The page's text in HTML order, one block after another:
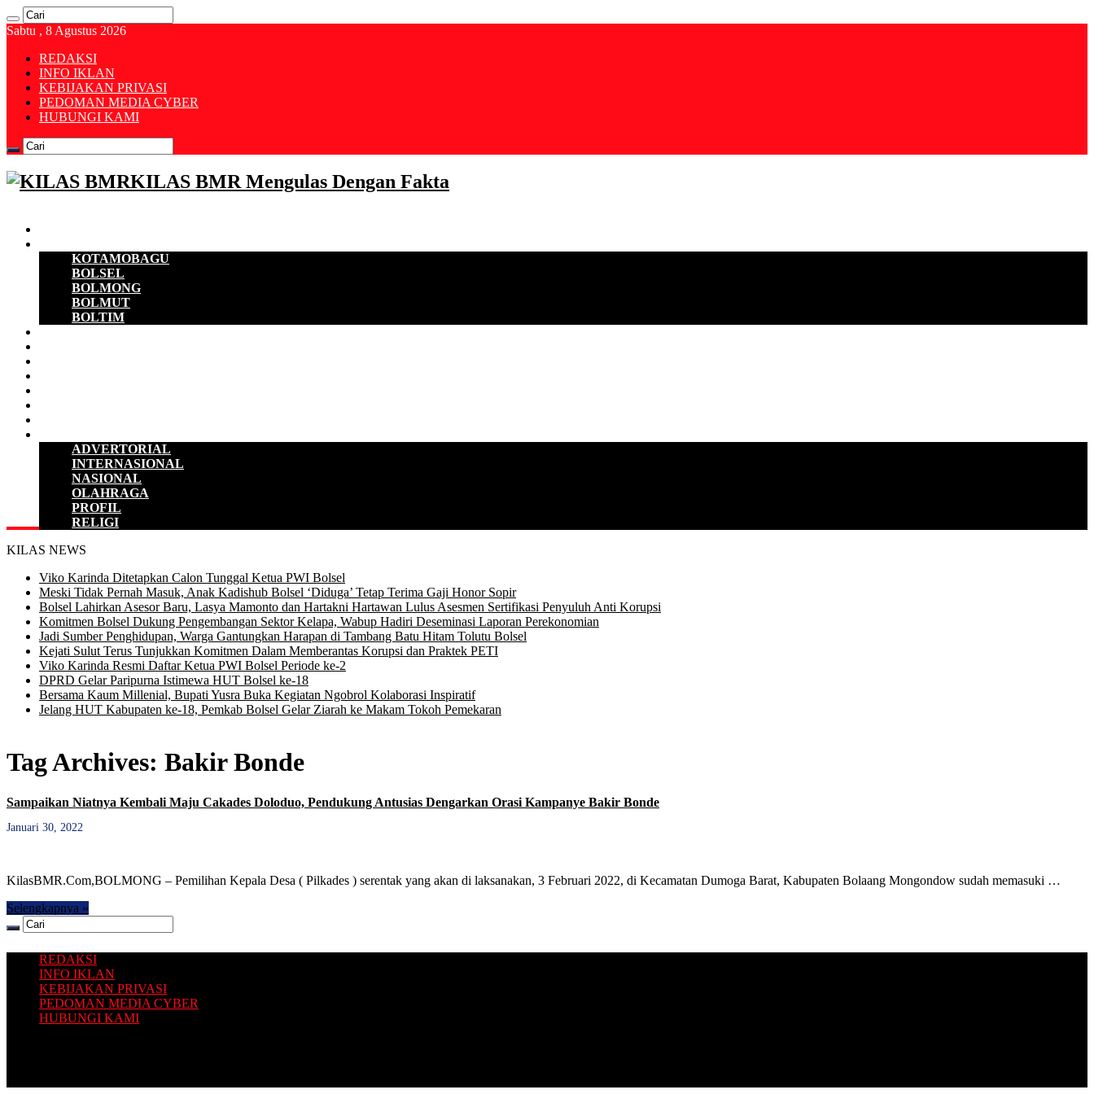
Sabtu , 8 Agustus 2026
REDAKSI
INFO IKLAN
KEBIJAKAN PRIVASI
PEDOMAN MEDIA CYBER
HUBUNGI KAMI
KILAS BMR Mengulas Dengan Fakta
KOTAMOBAGU
BOLSEL
BOLMONG
BOLMUT
BOLTIM
ADVERTORIAL
INTERNASIONAL
NASIONAL
OLAHRAGA
PROFIL
RELIGI
KILAS NEWS
Viko Karinda Ditetapkan Calon Tunggal Ketua PWI Bolsel
Meski Tidak Pernah Masuk, Anak Kadishub Bolsel ‘Diduga’ Tetap Terima Gaji Honor Sopir
Bolsel Lahirkan Asesor Baru, Lasya Mamonto dan Hartakni Hartawan Lulus Asesmen Sertifikasi Penyuluh Anti Korupsi
Komitmen Bolsel Dukung Pengembangan Sektor Kelapa, Wabup Hadiri Deseminasi Laporan Perekonomian
Jadi Sumber Penghidupan, Warga Gantungkan Harapan di Tambang Batu Hitam Tolutu Bolsel
Kejati Sulut Terus Tunjukkan Komitmen Dalam Memberantas Korupsi dan Praktek PETI
Viko Karinda Resmi Daftar Ketua PWI Bolsel Periode ke-2
DPRD Gelar Paripurna Istimewa HUT Bolsel ke-18
Bersama Kaum Millenial, Bupati Yusra Buka Kegiatan Ngobrol Kolaborasi Inspiratif
Jelang HUT Kabupaten ke-18, Pemkab Bolsel Gelar Ziarah ke Makam Tokoh Pemekaran
Tag Archives: Bakir Bonde
Sampaikan Niatnya Kembali Maju Cakades Doloduo, Pendukung Antusias Dengarkan Orasi Kampanye Bakir Bonde
Januari 30, 2022
KilasBMR.Com,BOLMONG – Pemilihan Kepala Desa ( Pilkades ) serentak yang akan di laksanakan, 3 Februari 2022, di Kecamatan Dumoga Barat, Kabupaten Bolaang Mongondow sudah memasuki …
Selengkapnya »
REDAKSI
INFO IKLAN
KEBIJAKAN PRIVASI
PEDOMAN MEDIA CYBER
HUBUNGI KAMI